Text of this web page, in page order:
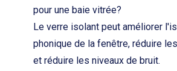
pour une baie vitrée?
Le verre isolant peut améliorer
phonique de la fenêtre, réduire
et réduire les niveaux de bruit.